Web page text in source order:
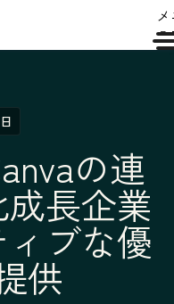
の連
長企業
ブな優
供